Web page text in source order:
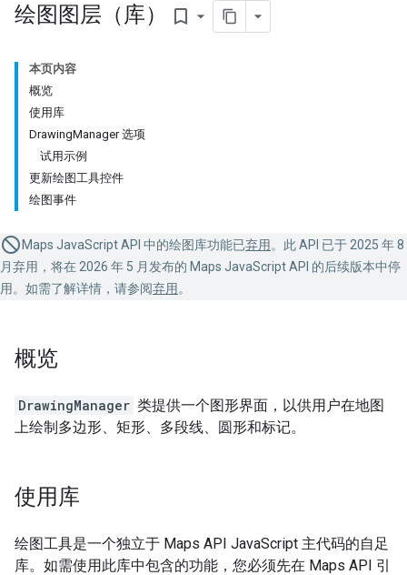
绘图图层（库） bookmark_border
本页内容
概览
使用库
DrawingManager 选项
试用示例
更新绘图工具控件
绘图事件
Maps JavaScript API 中的绘图库功能已弃用 。此 API 已于 2025 年 8
月弃用，将在 2026 年 5 月发布的 Maps JavaScript API 的后续版本中停
用。如需了解详情，请参阅弃用 。
概览
DrawingManager 类提供一个图形界面，以供用户在地图
上绘制多边形、矩形、多段线、圆形和标记。
使用库
绘图工具是一个独立于 Maps API JavaScript 主代码的自足
库。如需使用此库中包含的功能，您必须先在 Maps API 引